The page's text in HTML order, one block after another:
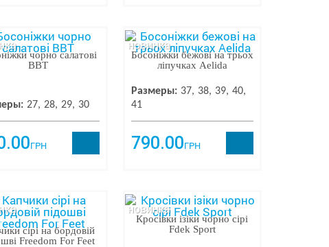
чорно салатові
BBT
27 28 29 30
ГРН
Босоніжки бежові на трьох
ліпучках Aelida
Размеры: 37 38 39 40
41
790.00ГРН
новинка
сірі на бордовій
Freedom For Feet
Кросівки ізіки чорно сірі
Fdek Sport
новинка